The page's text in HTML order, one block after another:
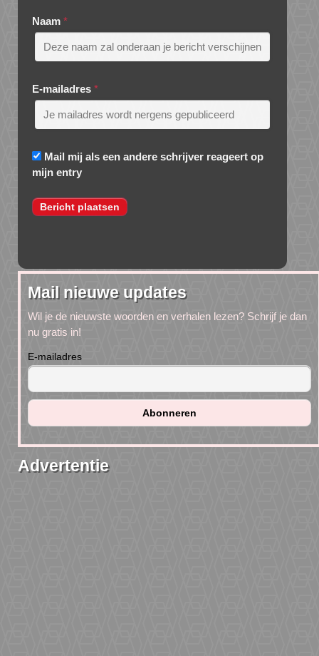
Naam *
E-mailadres *
Mail mij als een andere schrijver reageert op
mijn entry
Mail nieuwe updates
Wil je de nieuwste woorden en verhalen lezen? Schrijf je dan
nu gratis in!
E-mailadres
Advertentie